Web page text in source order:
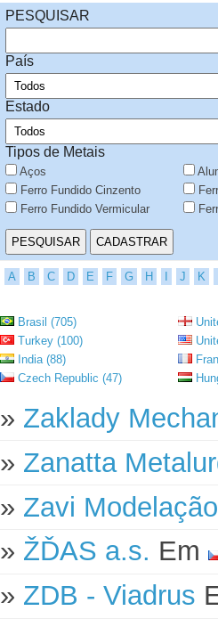
PESQUISAR
País
Estado
Tipos de Metais
Aços
Ferro Fundido Cinzento
Ferro Fundido Vermicular
A B C D E F G H J K
Brasil (705)
Turkey (100)
India (88)
Czech Republic (47)
» Zaklady
» Zanatta
» Zavi
» ŽĎAS a.s. Em
» ZDB - Viadrus